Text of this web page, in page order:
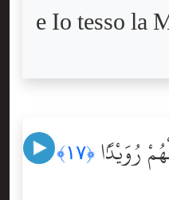
e Io tesso la
رُوَيْدًۢا ﴿١٧﴾